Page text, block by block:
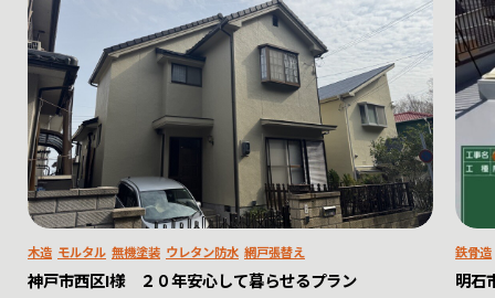
木造 モルタル 無機塗装 ウレタン防水 網戸張替え
神戸市西区I様 ２０年安心して暮らせるプラン
鉄骨造
明石